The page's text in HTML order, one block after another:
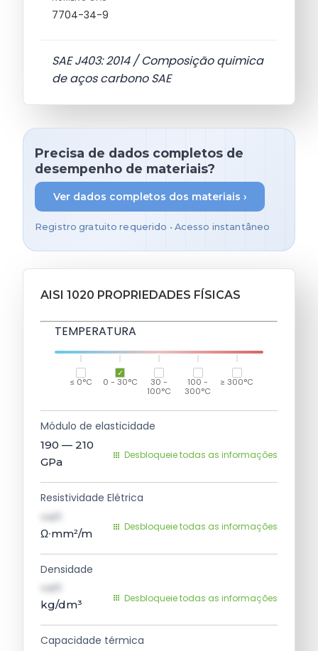
7704-34-9
SAE J403: 2014 / Composição quimica
de aços carbono SAE
Precisa de dados completos de
desempenho de materiais?
Ver dados completos dos materiais ›
Registro gratuito requerido • Acesso instantâneo
AISI 1020 PROPRIEDADES FÍSICAS
TEMPERATURA
≤ 0°C 0 - 30°C
30 -
100°C
100 -
300°C
≥ 300°C
Módulo de elasticidade
190 — 210
GPa
Desbloqueie todas as informações
Resistividade Elétrica
val1
Ω∙mm²/m
Desbloqueie todas as informações
Densidade
val1
kg/dm³
Desbloqueie todas as informações
Capacidade térmica